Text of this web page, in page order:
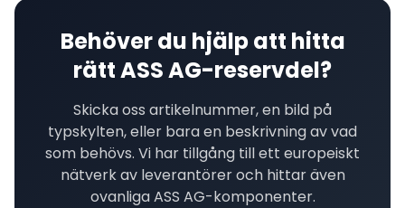
Behöver du hjälp att hitta
rättASS AG-reservdel?
Skicka oss artikelnummer, en bild på
typskylten, eller bara en beskrivning av vad
som behövs. Vi har tillgång till ett europeiskt
nätverk av leverantörer och hittar även
ovanligaASS AG-komponenter.